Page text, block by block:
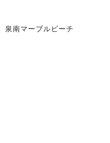
泉南マーブルビーチ